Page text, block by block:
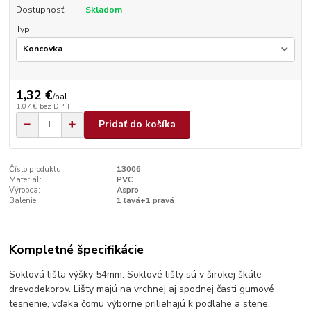
Dostupnosť
Skladom
Typ
1,32 €/bal
1,07 € bez DPH
Pridať do košíka
Číslo produktu:
13006
Materiál:
PVC
Výrobca:
Aspro
Balenie:
1 ľavá+1 pravá
Kompletné špecifikácie
Soklová lišta výšky 54mm. Soklové lišty sú v širokej škále
drevodekorov. Lišty majú na vrchnej aj spodnej časti gumové
tesnenie, vďaka čomu výborne priliehajú k podlahe a stene,